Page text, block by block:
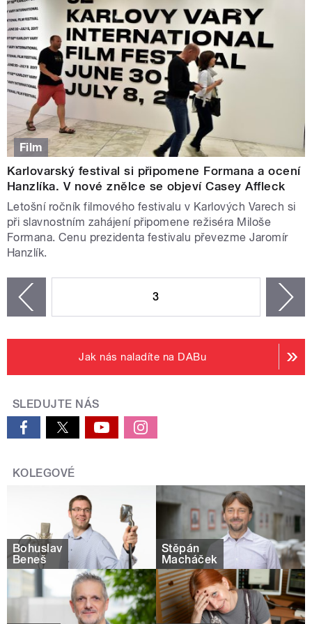
Film
Karlovarský festival si připomene Formana a ocení
Hanzlíka. V nové znělce se objeví Casey Affleck
Letošní ročník filmového festivalu v Karlových Varech si
při slavnostním zahájení připomene režiséra Miloše
Formana. Cenu prezidenta festivalu převezme Jaromír
Hanzlík.
3
Jak nás naladíte na DABu
SLEDUJTE NÁS
KOLEGOVÉ
Bohuslav
Beneš
Štěpán
Macháček